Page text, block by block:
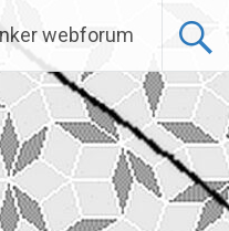
webforum